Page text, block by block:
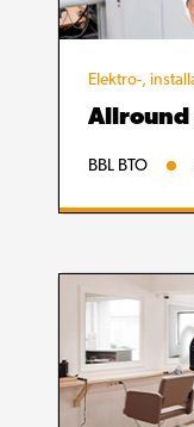
Elektro-,
Allround
BBL BTO